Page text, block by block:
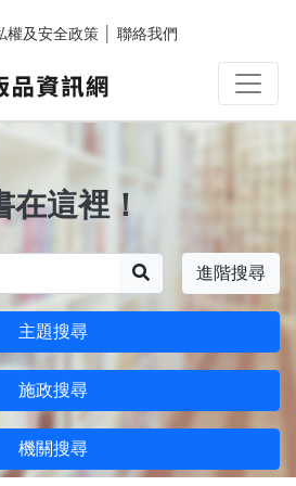
權及安全政策 聯絡我們
這裡！
進階搜尋
主題搜尋
施政搜尋
機關搜尋